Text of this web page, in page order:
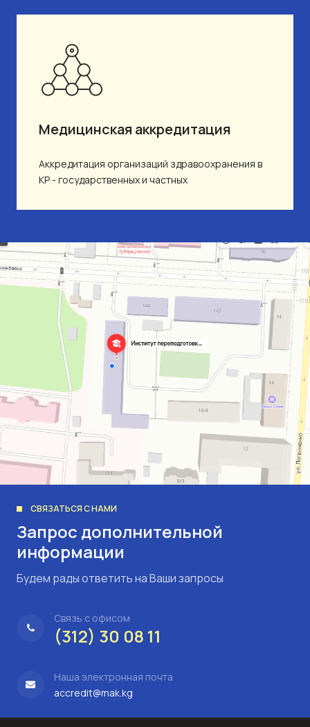
Медицинская аккредитация
Аккредитация организаций здравоохранения в
КР - государственных и частных
СВЯЗАТЬСЯ С НАМИ
Запрос дополнительной
информации
Будем рады ответить на Ваши запросы
Связь с офисом
(312) 30 08 11
Наша электронная почта
accredit@mak.kg